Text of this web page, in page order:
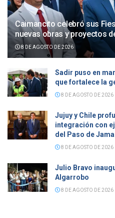
Caimancito celebró sus
nuevas obras y proyectos
8 DE AGOSTO DE 2026
Sadir puso en
que fortalece la
8 DE AGOSTO DE 2026
Jujuy y Chile
integración con
del Paso de Jama
8 DE AGOSTO DE 2026
Julio Bravo
Algarrobo
8 DE AGOSTO DE 2026